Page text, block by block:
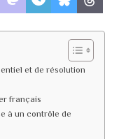
et de résolution
français
à un contrôle de